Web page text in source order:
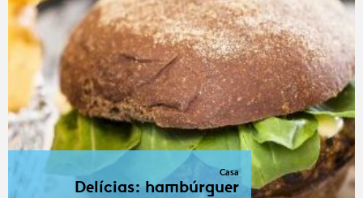
Casa
Delícias: hambúrguer